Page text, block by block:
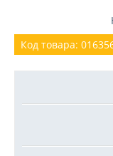
Код товара: